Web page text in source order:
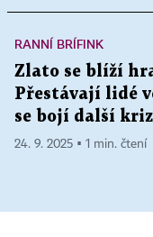
RANNÍ BRÍFINK
Zlato se blíží
Přestávají lidé
se bojí další
24. 9. 2025 ▪ 1 min. čtení